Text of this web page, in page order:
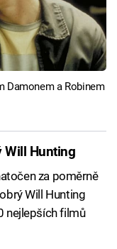
Damonem a Robinem
Will Hunting
za poměrně
Will Hunting
nejlepších filmů